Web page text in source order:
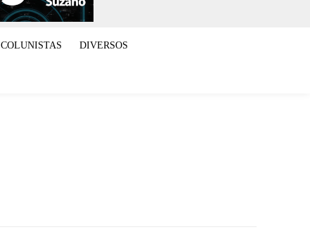
COLUNISTAS DIVERSOS